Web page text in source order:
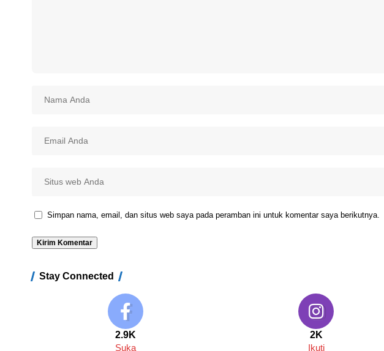
Simpan nama, email, dan situs web saya pada peramban ini untuk komentar saya berikutnya.
Stay Connected
2.9K
Suka
2K
Ikuti